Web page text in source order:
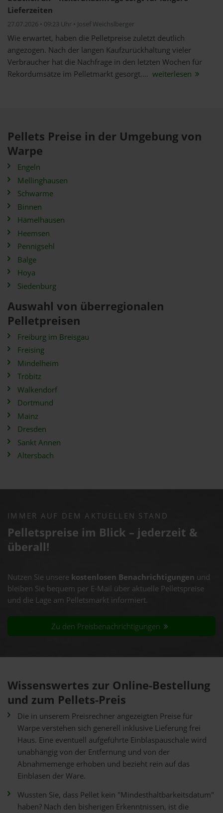
Lieferzeiten
27.07.2026 • 09:23 Uhr • Josef Weichslberger
Wie erwartet, haben die Pelletpreise zuletzt deutlich
angezogen. Nach der langen Kaufzurückhaltung vieler
Verbraucher hat die Nachfrage in den letzten Wochen für
Rekordumsätze im Pelletmarkt gesorgt.... weiterlesen
Pellets Preise in der Umgebung von
Warpe
Engeln
Mellinghausen
Schwarme
Binnen
Hämelhausen
Heemsen
Pennigsehl
Balge
Hoya
Siedenburg
Auswahl von überregionalen
Pelletpreisen
Freiburg im Breisgau
Freising
Mindelheim
Tröbitz
Walkendorf
Dortmund
Mainz
Dresden
Sankt Annen
Altersbach
IMMER AUF DEM AKTUELLEN STAND
Pelletspreise im Blick – jederzeit &
überall!
Nutzen Sie unsere kostenlosen Benachrichtigungen und
bleiben Sie bequem per E-Mail über aktuelle Pelletspreise
und die Lage am Pelletsmarkt informiert.
Zu den Preisbenachrichtigungen
Wissenswertes zur Online-Bestellung
und zum Pellets-Preis
Die in unserem Preisrechner angezeigten Preise für
Warpe verstehen sich generell inklusive Lieferung frei
Haus. Eine eventuell aufgeführte Einblaspauschale wird
unabhängig von der Entfernung und von der
Abnahmemenge erhoben und bezieht rein auf das
Einblasen der Ware.
Wussten Sie, dass Pellet kein "Mindesthaltbarkeitsdatum"
haben? Nach den bisherigen Erkenntnissen, ist die